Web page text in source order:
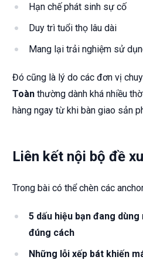
Hạn chế phát sinh sự cố
Duy trì tuổi thọ lâu dài
Mang lại trải nghiệm sử
Đó cũng là lý do các đơn vị
Toàn thường dành khá nhiều
hàng ngay từ khi bàn giao sản
Liên kết nội bộ đề
Trong bài có thể chèn các
5 dấu hiệu bạn đang
đúng cách
Những lỗi xếp bát khiến